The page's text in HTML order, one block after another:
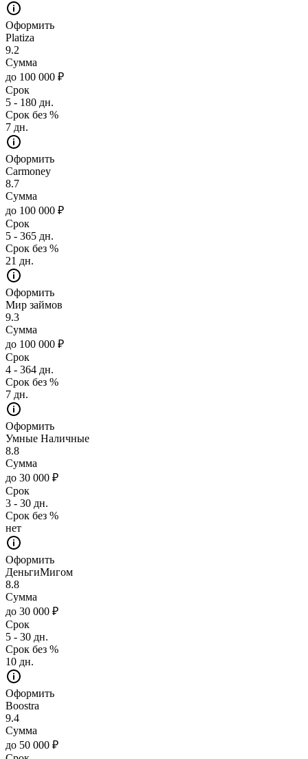
Оформить
Platiza
9.2
Сумма
до 100 000 ₽
Срок
5 - 180 дн.
Срок без %
7 дн.
Оформить
Carmoney
8.7
Сумма
до 100 000 ₽
Срок
5 - 365 дн.
Срок без %
21 дн.
Оформить
Мир займов
9.3
Сумма
до 100 000 ₽
Срок
4 - 364 дн.
Срок без %
7 дн.
Оформить
Умные Наличные
8.8
Сумма
до 30 000 ₽
Срок
3 - 30 дн.
Срок без %
нет
Оформить
ДеньгиМигом
8.8
Сумма
до 30 000 ₽
Срок
5 - 30 дн.
Срок без %
10 дн.
Оформить
Boostra
9.4
Сумма
до 50 000 ₽